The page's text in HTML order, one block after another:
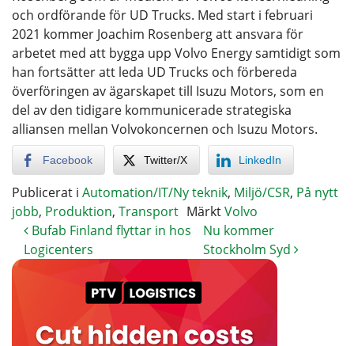
och ordförande för UD Trucks. Med start i februari
2021 kommer Joachim Rosenberg att ansvara för
arbetet med att bygga upp Volvo Energy samtidigt som
han fortsätter att leda UD Trucks och förbereda
överföringen av ägarskapet till Isuzu Motors, som en
del av den tidigare kommunicerade strategiska
alliansen mellan Volvokoncernen och Isuzu Motors.
Facebook Twitter/X LinkedIn
Publicerat i Automation/IT/Ny teknik, Miljö/CSR, På nytt
jobb, Produktion, Transport MärktVolvo
Bufab Finland flyttar in hos
Logicenters
Nu kommer
Stockholm Syd